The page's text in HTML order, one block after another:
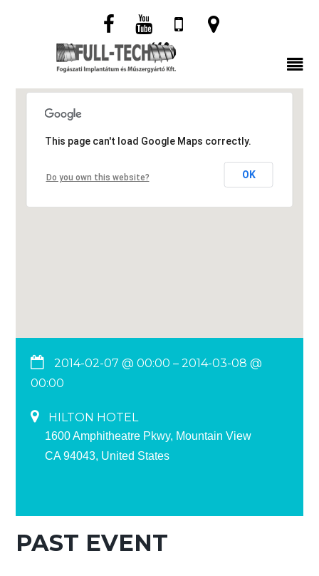
This page can't load Google Maps correctly.
Do you own this website? OK
2014-02-07 @ 00:00 – 2014-03-08 @
00:00
HILTON HOTEL
1600 Amphitheatre Pkwy, Mountain View
CA 94043, United States
PAST EVENT